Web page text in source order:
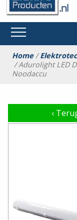
Home/
/ Adurolight LED
Noodaccu
‹